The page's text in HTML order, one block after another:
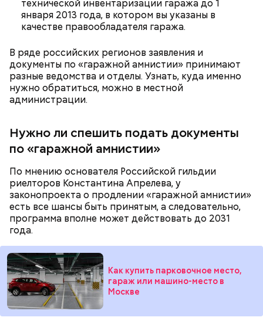
технической инвентаризации гаража до 1
января 2013 года, в котором вы указаны в
качестве правообладателя гаража.
В ряде российских регионов заявления и
документы по «гаражной амнистии» принимают
разные ведомства и отделы. Узнать, куда именно
нужно обратиться, можно в местной
администрации.
Нужно ли спешить подать документы
по «гаражной амнистии»
По мнению основателя Российской гильдии
риелторов Константина Апрелева, у
законопроекта о продлении «гаражной амнистии»
есть все шансы быть принятым, а следовательно,
программа вполне может действовать до 2031
года.
Как купить парковочное место,
гараж или машино-место в
Москве
Противень ставится в духовку, разогретую до 180–
190 градусов. Спагетти из кабачка нужно запекать
25–30 минут.
о пользе кабачков
фруктов
Также не нужно есть дыню до корки, потому что
именно там скапливаются нитраты. И важно
тщательно ее мыть, чтобы не отравиться, добавила
собеседница «ВМ».
Как выбрать дыню